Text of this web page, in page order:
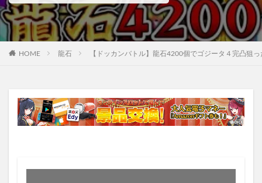
HOME 龍石 【ドッカンバトル】龍石4200個でゴジータ４完凸狙